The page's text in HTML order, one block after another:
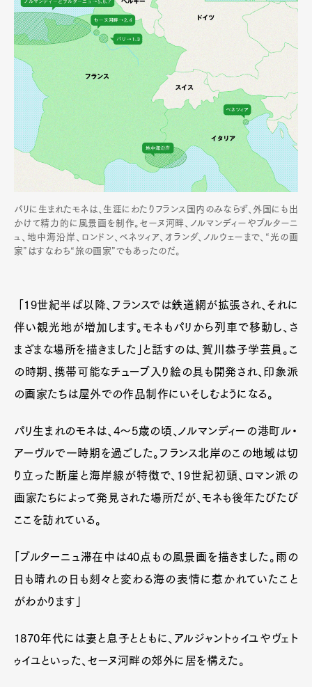
パリに生まれたモネは、生涯にわたりフランス国内のみならず、外国にも出
かけて精力的に風景画を制作。セーヌ河畔、ノルマンディーやブルターニ
ュ、地中海沿岸、ロンドン、べネツィア、オランダ、ノルウェーまで、“光の画
家”はすなわち“旅の画家”でもあったのだ。
「19世紀半ば以降、フランスでは鉄道網が拡張され、それに
伴い観光地が増加します。モネもパリから列車で移動し、さ
まざまな場所を描きました」と話すのは、賀川恭子学芸員。こ
の時期、携帯可能なチューブ入り絵の具も開発され、印象派
の画家たちは屋外での作品制作にいそしむようになる。
パリ生まれのモネは、4〜5歳の頃、ノルマンディーの港町ル・
アーヴルで一時期を過ごした。フランス北岸のこの地域は切
り立った断崖と海岸線が特徴で、19世紀初頭、ロマン派の
画家たちによって発見された場所だが、モネも後年たびたび
ここを訪れている。
「ブルターニュ滞在中は40点もの風景画を描きました。雨の
日も晴れの日も刻々と変わる海の表情に惹かれていたこと
がわかります」
1870年代には妻と息子とともに、アルジャントゥイユやヴェト
ゥイユといった、セーヌ河畔の郊外に居を構えた。